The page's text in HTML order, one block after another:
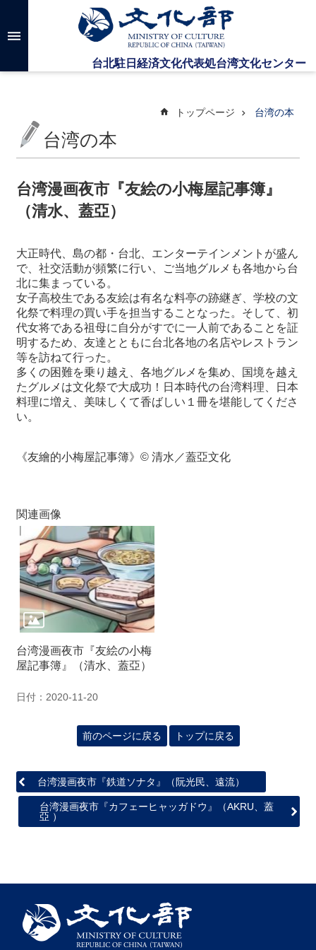
メインのコンテンツブロックにジャンプします
高
検
台
文
化
ー
に
つ
い
て
最
新
情
報
と
申
事
台
湾
の
本
連
リ
ク
ム
サ
ト
トップページ 台湾の本
台湾の本
台湾漫画夜市『友絵の小梅屋記事簿』
（清水、蓋亞）
大正時代、島の都・台北、エンターテインメントが盛ん
で、社交活動が頻繁に行い、ご当地グルメも各地から台
北に集まっている。
女子高校生である友絵は有名な料亭の跡継ぎ、学校の文
化祭で料理の買い手を担当することなった。そして、初
代女将である祖母に自分がすでに一人前であることを証
明するため、友達とともに台北各地の名店やレストラン
等を訪ねて行った。
多くの困難を乗り越え、各地グルメを集め、国境を越え
たグルメは文化祭で大成功！日本時代の台湾料理、日本
料理に増え、美味しくて香ばしい１冊を堪能してくださ
い。
《友繪的小梅屋記事簿》© 清水／蓋亞文化
関連画像
台湾漫画夜市『友絵の小梅
屋記事簿』（清水、蓋亞）
日付：2020-11-20
前のページに戻る トップに戻る
台湾漫画夜市『鉄道ソナタ』（阮光民、遠流）
台湾漫画夜市『カフェーヒャッガドウ』（AKRU、蓋
亞 ）